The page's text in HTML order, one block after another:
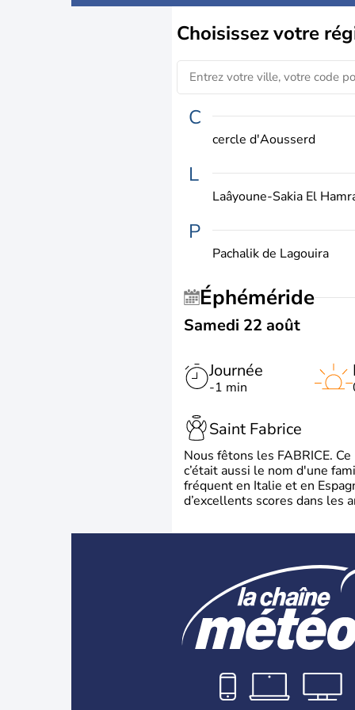
Choisissezvotre
C
cercle d'Aousserd
L
Laâyoune-Sakia El
P
Pachalik de Lagouira
Éphéméride
Samedi 22 août
Journée
-1 min
Saint Fabrice
Nous fêtons les FABRICE.
c’était aussi le nom d'une
fréquent en Italie et en
d’excellents scores dans les